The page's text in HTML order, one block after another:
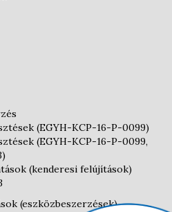
(EGYH-KCP-16-P-0099)
(EGYH-KCP-16-P-0099,
(kenderesi felújítások)
(eszközbeszerzések)